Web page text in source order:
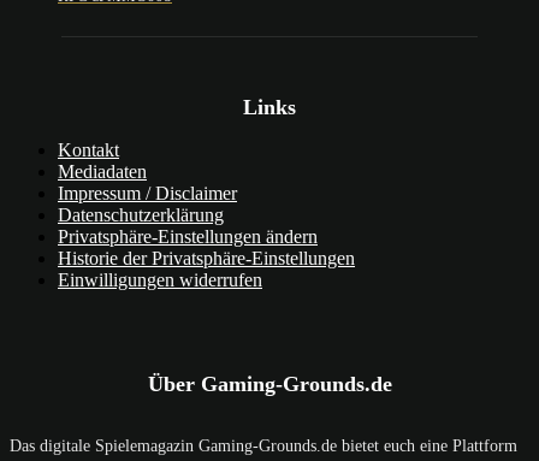
Links
Kontakt
Mediadaten
Impressum / Disclaimer
Datenschutzerklärung
Privatsphäre-Einstellungen ändern
Historie der Privatsphäre-Einstellungen
Einwilligungen widerrufen
Über Gaming-Grounds.de
Das digitale Spielemagazin Gaming-Grounds.de bietet euch eine Plattform